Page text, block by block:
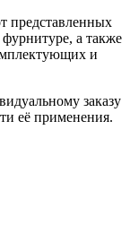
представленных
а также
и
заказу
её применения.